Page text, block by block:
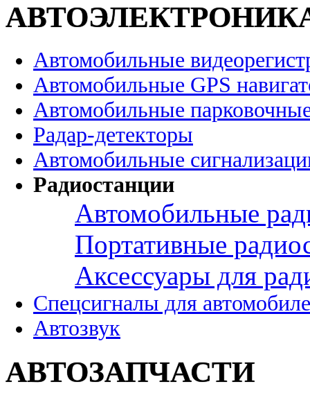
Автомобильные
Автомобильные GPS
Автомобильные
Радар-детекторы
Автомобильные
Радиостанции
Автомобильные
Портативные
Аксессуары для
Спецсигналы для
Автозвук
АВТОЗАПЧАСТИ